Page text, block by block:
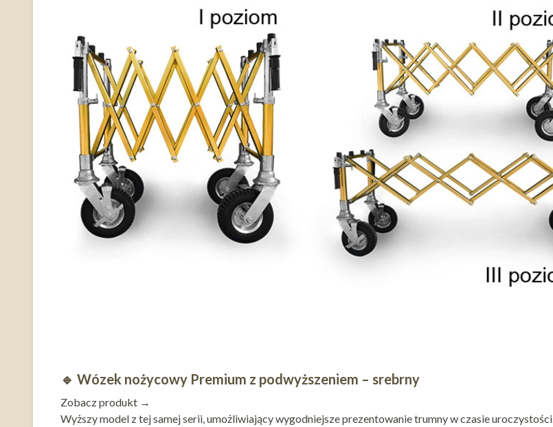
🔹 Wózek nożycowy Premium z podwyższeniem – srebrny
Zobacz produkt →
Wyższy model z tej samej serii, umożliwiający wygodniejsze prezentowanie trumny w czasie uroczystości.